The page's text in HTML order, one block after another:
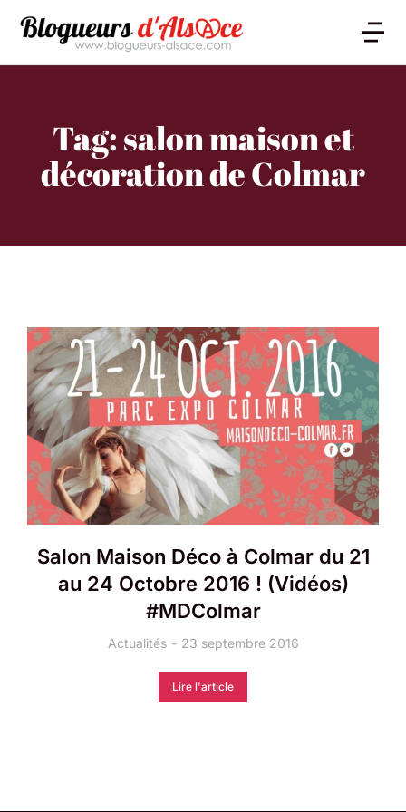
Tag: salon maison et
décoration de Colmar
Salon Maison Déco à Colmar du 21
au 24 Octobre 2016 ! (Vidéos)
#MDColmar
Actualités 23 septembre 2016
Lire l'article